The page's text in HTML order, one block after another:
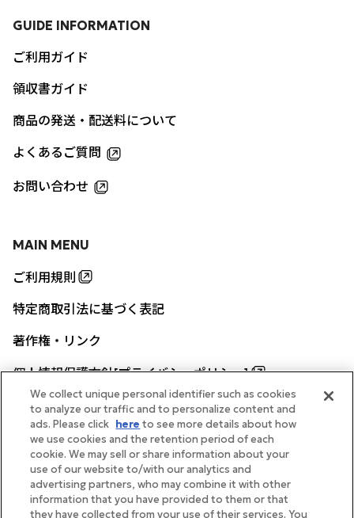
MAIN MENU
ご利用規則
特定商取引法に基づく表記
著作権・リンク
個人情報保護方針[プライバシーポリシー]
GUIDE INFORMATION
ご利用ガイド
領収書ガイド
商品の発送・配送料について
よくあるご質問
お問い合わせ
帝国ホテル公式サイト
We collect unique personal identifier such as cookies
to analyze our traffic and to personalize content and
ads. Please click here to see more details about how
we use cookies and the retention period of each
cookie. We may sell or share information about your
use of our website to/with our analytics and
advertising partners, who may combine it with other
information that you have provided to them or that
they have collected from your use of their services. You